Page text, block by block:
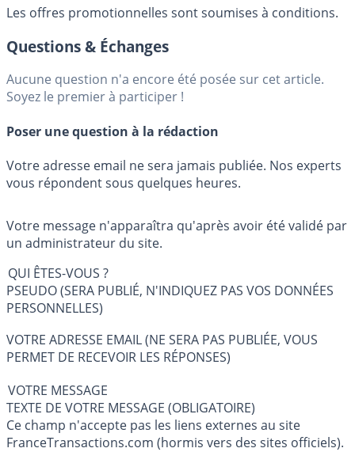
Les offres promotionnelles sont soumises à conditions.
Questions & Échanges
Aucune question n'a encore été posée sur cet article.
Soyez le premier à participer !
Poser une question à la rédaction
Votre adresse email ne sera jamais publiée. Nos experts
vous répondent sous quelques heures.
Votre message n'apparaîtra qu'après avoir été validé par
un administrateur du site.
QUI ÊTES-VOUS ?
PSEUDO (SERA PUBLIÉ, N'INDIQUEZ PAS VOS DONNÉES
PERSONNELLES)
VOTRE ADRESSE EMAIL (NE SERA PAS PUBLIÉE, VOUS
PERMET DE RECEVOIR LES RÉPONSES)
VOTRE MESSAGE
TEXTE DE VOTRE MESSAGE (OBLIGATOIRE)
Ce champ n'accepte pas les liens externes au site
FranceTransactions.com (hormis vers des sites officiels).